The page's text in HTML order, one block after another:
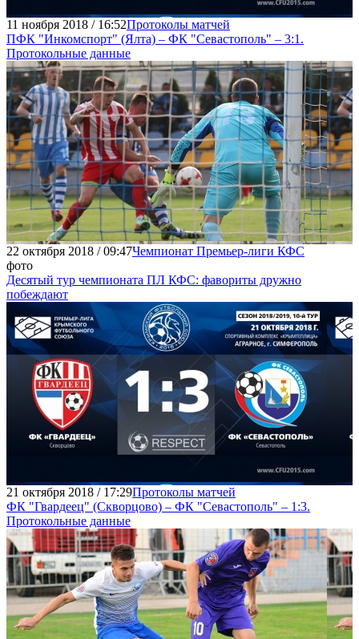
11 ноября 2018 / 16:52Протоколы матчей
ПФК "Инкомспорт" (Ялта) – ФК "Севастополь" – 3:1.
Протокольные данные
22 октября 2018 / 09:47Чемпионат Премьер-лиги КФС
фото
Десятый тур чемпионата ПЛ КФС: фавориты дружно
побеждают
21 октября 2018 / 17:29Протоколы матчей
ФК "Гвардеец" (Скворцово) – ФК "Севастополь" – 1:3.
Протокольные данные